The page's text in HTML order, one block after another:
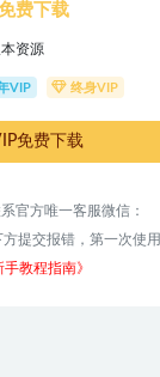
费下载
资源
VIP 终身VIP
免费下载
官方唯一客服微信：
提交报错，第一次使用
手教程指南》